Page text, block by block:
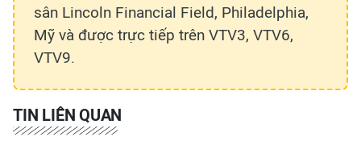
sân Lincoln Financial Field, Philadelphia,
Mỹ và được trực tiếp trên VTV3, VTV6,
VTV9.
TIN LIÊN QUAN